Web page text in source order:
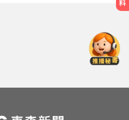
「斷交19年」 哥斯